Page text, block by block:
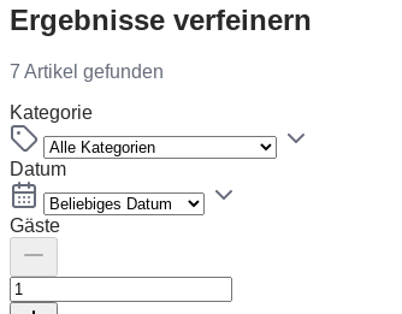
Ergebnisse verfeinern
7 Artikel gefunden
Kategorie
Datum
Gäste